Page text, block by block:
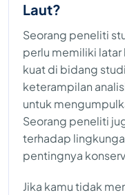
Laut?
Seorang peneliti
perlu memiliki
kuat di bidang
keterampilan
untuk
Seorang peneliti
terhadap
pentingnya
Jika kamu tidak